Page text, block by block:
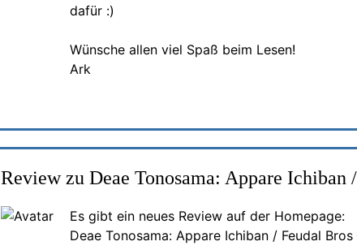
dafür :)
Wünsche allen viel Spaß beim Lesen!
Ark
Review zu Deae Tonosama: Appare Ichiban
Es gibt ein neues Review auf der Homepage:
Deae Tonosama: Appare Ichiban / Feudal Bros